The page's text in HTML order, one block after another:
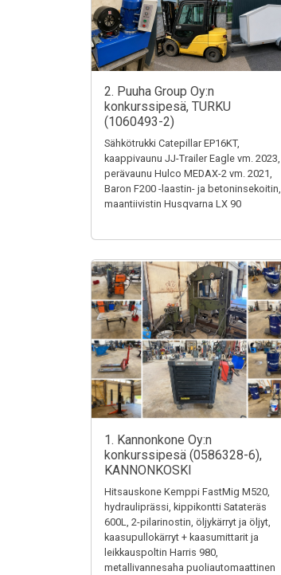
2. Puuha Group Oy:n
konkurssipesä, TURKU
(1060493-2)
Sähkötrukki Catepillar EP16KT,
kaappivaunu JJ-Trailer Eagle vm. 2023,
perävaunu Hulco MEDAX-2 vm. 2021,
Baron F200 -laastin- ja betoninsekoitin,
maantiivistin Husqvarna LX 90
1. Kannonkone Oy:n
konkurssipesä (0586328-6),
KANNONKOSKI
Hitsauskone Kemppi FastMig M520,
hydrauliprässi, kippikontti Satateräs
600L, 2-pilarinostin, öljykärryt ja öljyt,
kaasupullokärryt + kaasumittarit ja
leikkauspoltin Harris 980,
metallivannesaha puoliautomaattinen